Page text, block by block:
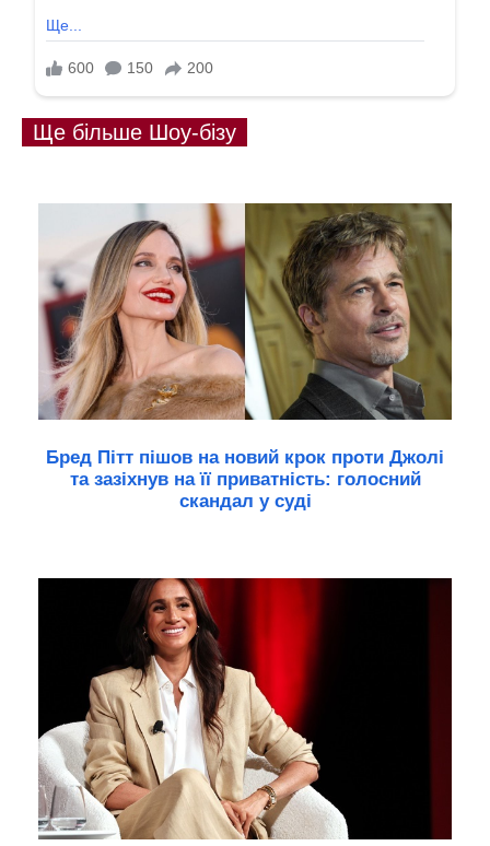
Ще більше Шоу-бізу
Бред Пітт пішов на новий крок проти Джолі
та зазіхнув на її приватність: голосний
скандал у суді